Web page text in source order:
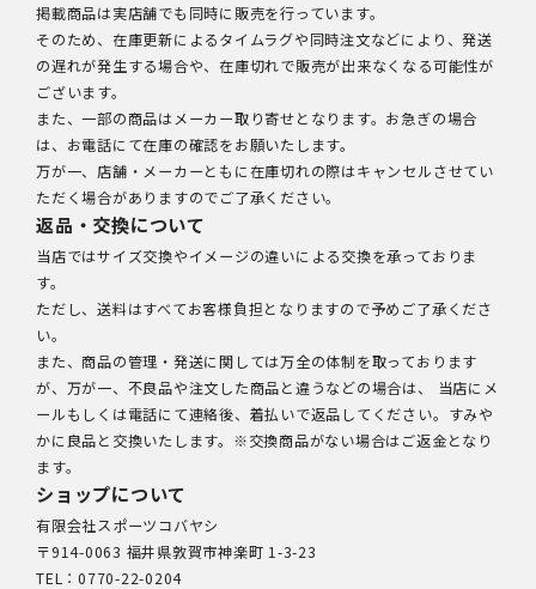
掲載商品は実店舗でも同時に販売を行っています。
そのため、在庫更新によるタイムラグや同時注文などにより、発送
の遅れが発生する場合や、在庫切れで販売が出来なくなる可能性が
ございます。
また、一部の商品はメーカー取り寄せとなります。お急ぎの場合
は、お電話にて在庫の確認をお願いたします。
万が一、店舗・メーカーともに在庫切れの際はキャンセルさせてい
ただく場合がありますのでご了承ください。
返品・交換について
当店ではサイズ交換やイメージの違いによる交換を承っておりま
す。
ただし、送料はすべてお客様負担となりますので予めご了承くださ
い。
また、商品の管理・発送に関しては万全の体制を取っております
が、万が一、不良品や注文した商品と違うなどの場合は、 当店にメ
ールもしくは電話にて連絡後、着払いで返品してください。すみや
かに良品と交換いたします。※交換商品がない場合はご返金となり
ます。
ショップについて
有限会社スポーツコバヤシ
〒914-0063 福井県敦賀市神楽町 1-3-23
TEL：0770-22-0204